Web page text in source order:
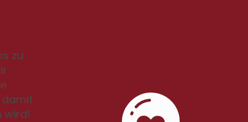
zu
damit
wird!